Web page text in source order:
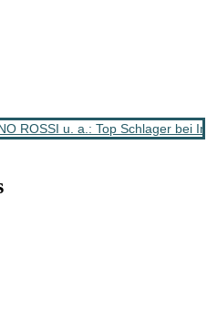
ROSSI u. a.: Top Schlager bei